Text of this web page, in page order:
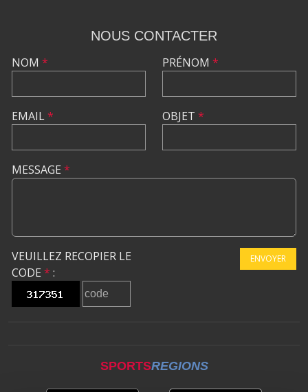
NOUS CONTACTER
NOM *
EMAIL*
PRÉNOM *
OBJET *
MESSAGE *
VEUILLEZ RECOPIER LE
CODE * :
ENVOYER
SPORTSREGIONS